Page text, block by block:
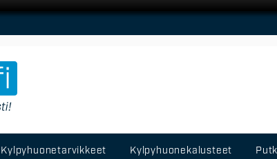
Kylpyhuonetarvikkeet Kylpyhuonekalusteet